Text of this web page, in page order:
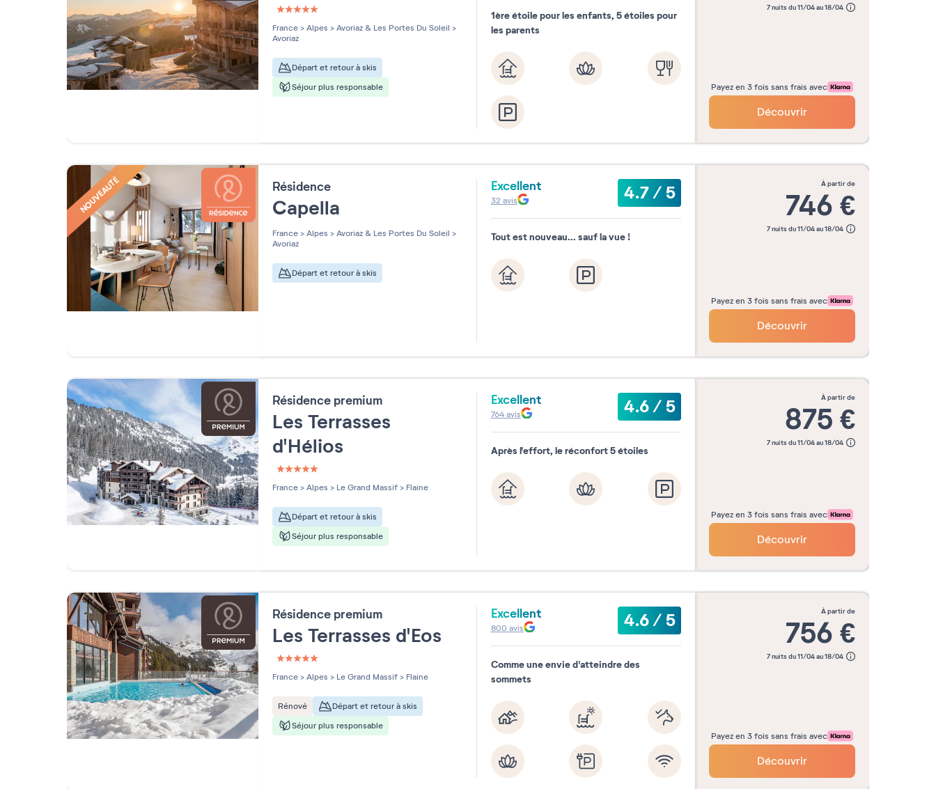
5 étoiles sur 5
France > Alpes > Avoriaz & Les Portes Du Soleil >
Avoriaz
Départ et retour à skis
Séjour plus responsable
1ère étoile pour les enfants, 5 étoiles pour
les parents
7 nuits du 11/04 au 18/04
Payez en 3 fois sans frais avec
Découvrir
NOUVEAUTÉ Résidence
Capella
France > Alpes > Avoriaz & Les Portes Du Soleil >
Avoriaz
Départ et retour à skis
Excellent 4.7/5
32 avis
Tout est nouveau... sauf la vue !
à partir de
746 €
7 nuits du 11/04 au 18/04
Payez en 3 fois sans frais avec
Découvrir
Résidence premium
Les Terrasses
d'Hélios
5 étoiles sur 5
France > Alpes > Le Grand Massif > Flaine
Départ et retour à skis
Séjour plus responsable
Excellent 4.6/5
764avis
Après l'effort, le réconfort 5 étoiles
à partir de
875 €
7 nuits du 11/04 au 18/04
Payez en 3 fois sans frais avec
Découvrir
Résidence premium
Les Terrasses d'Eos
5 étoiles sur 5
France > Alpes > Le Grand Massif > Flaine
Rénové
Départ et retour à skis
Séjour plus responsable
Excellent 4.6/5
800 avis
Comme une envie d'atteindre des
sommets
à partir de
756 €
7 nuits du 11/04 au 18/04
Payez en 3 fois sans frais avec
Découvrir